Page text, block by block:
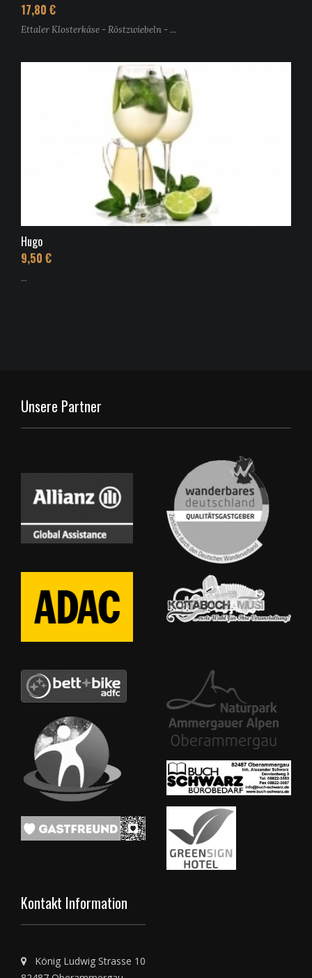
17,80 €
Ettaler Klosterkäse - Röstzwiebeln - ...
Hugo
9,50 €
...
Unsere Partner
Kontakt Information
König Ludwig Strasse 10